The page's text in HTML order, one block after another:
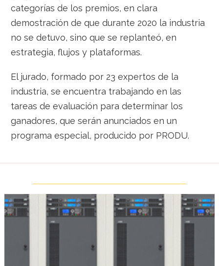
categorías de los premios, en clara
demostración de que durante 2020 la industria
no se detuvo, sino que se replanteó, en
estrategia, flujos y plataformas.
El jurado, formado por 23 expertos de la
industria, se encuentra trabajando en las
tareas de evaluación para determinar los
ganadores, que serán anunciados en un
programa especial, producido por PRODU.